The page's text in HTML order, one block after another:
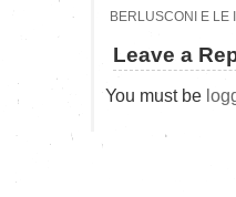
BERLUSCONI E LE
Leave a
You must be